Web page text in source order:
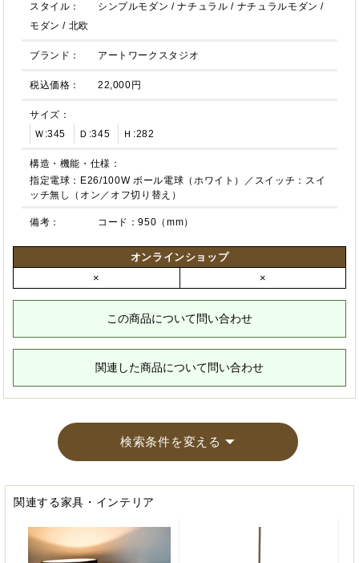
スタイル： シンプルモダン /ナチュラル / ナチュラルモダン /
モダン / 北欧
ブランド： アートワークスタジオ
税込価格： 22,000円
サイズ：
Ｗ:345
Ｄ:345 Ｈ:282
構造・機能・仕様：
指定電球：E26/100W ボール電球（ホワイト）／スイッチ：スイ
ッチ無し（オン／オフ切り替え）
備考： コード：950（mm）
オンラインショップ
×
×
この商品について問い合わせ
関連した商品について問い合わせ
検索条件を変える
関連する家具・インテリア